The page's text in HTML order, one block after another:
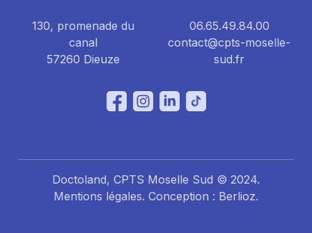
130, promenade du
canal
57260 Dieuze
06.65.49.84.00
contact@cpts-moselle-
sud.fr
Doctoland, CPTS Moselle Sud © 2024.
Mentions légales. Conception : Berlioz.